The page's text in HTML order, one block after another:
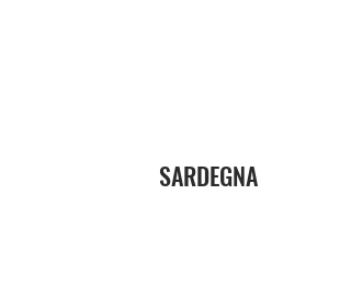
SARDEGNA